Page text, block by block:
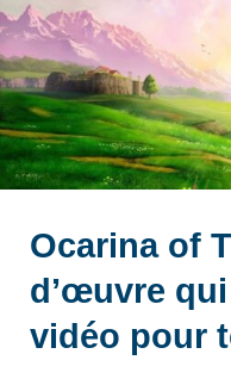
Ocarina of
d’œuvre
vidéo pour